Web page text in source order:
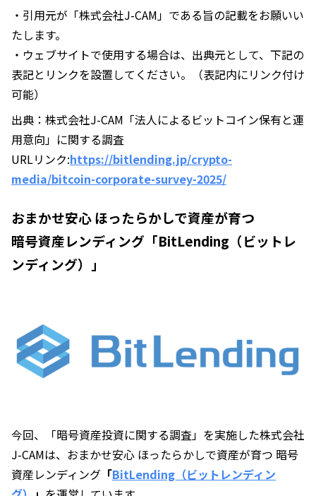
・引用元が「株式会社J-CAM」である旨の記載をお願いい
たします。
・ウェブサイトで使用する場合は、出典元として、下記の
表記とリンクを設置してください。（表記内にリンク付け
可能）
出典：株式会社J-CAM「法人によるビットコイン保有と運
用意向」に関する調査
URLリンク:https://bitlending.jp/crypto-
media/bitcoin-corporate-survey-2025/
おまかせ安心 ほったらかしで資産が育つ
暗号資産レンディング「BitLending（ビットレ
ンディング）」
今回、「暗号資産投資に関する調査」を実施した株式会社
J-CAMは、おまかせ安心 ほったらかしで資産が育つ 暗号
資産レンディング 「BitLending（ビットレンディン